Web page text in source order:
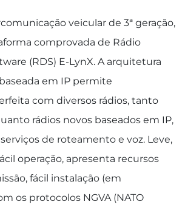
veicular de 3ª geração,
comprovada de Rádio
(RDS) E-LynX. A arquitetura
em IP permite
com diversos rádios, tanto
rádios novos baseados em IP,
de roteamento e voz. Leve,
operação, apresenta recursos
fácil instalação (em
os protocolos NGVA (NATO